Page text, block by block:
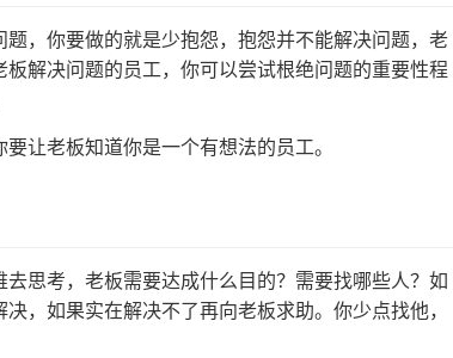
，你要做的就是少抱怨，抱怨并不能解决问题，老
解决问题的员工，你可以尝试根绝问题的重要性程
让老板知道你是一个有想法的员工。
思考，老板需要达成什么目的？需要找哪些人？如
，如果实在解决不了再向老板求助。你少点找他，